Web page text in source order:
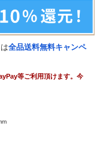
全品送料無料キャンペ
等ご利用頂けます。今